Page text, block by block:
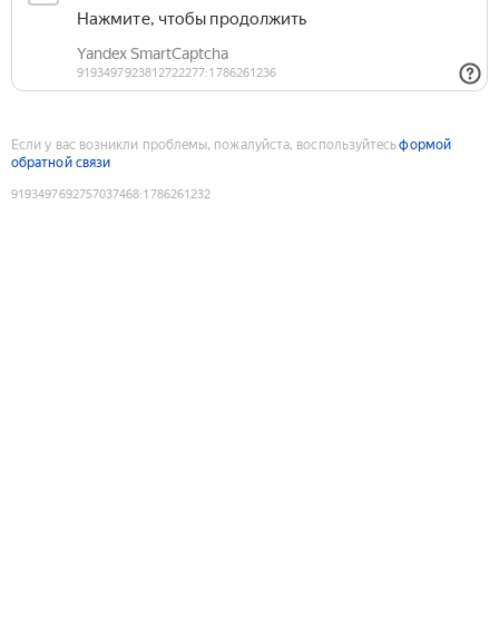
Если у вас возникли проблемы, пожалуйста, воспользуйтесьформой
обратной связи
9193497692757037468:1786261232